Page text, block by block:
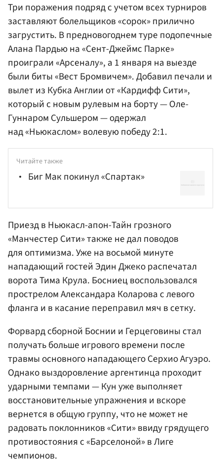
Три поражения подряд с учетом всех турниров
заставляют болельщиков «сорок» прилично
загрустить. В предновогоднем туре подопечные
Алана Пардью на «Сент-Джеймс Парке»
проиграли «Арсеналу», а 1 января на выезде
были биты «Вест Бромвичем». Добавил печали и
вылет из Кубка Англии от «Кардифф Сити»,
который с новым рулевым на борту — Оле-
Гуннаром Сульшером — одержал
над «Ньюкаслом» волевую победу 2:1.
Читайте также
Биг Мак покинул «Спартак»
Приезд в Ньюкасл-апон-Тайн грозного
«Манчестер Сити» также не дал поводов
для оптимизма. Уже на восьмой минуте
нападающий гостейЭдин Джекораспечатал
воротаТима Крула. Босниец воспользовался
прострелом Александара Коларова с левого
фланга и в касание переправил мяч в сетку.
Форвард сборной Боснии и Герцеговины стал
получать больше игрового времени после
травмы основного нападающего Серхио Агуэро.
Однако выздоровление аргентинца проходит
ударными темпами — Кун уже выполняет
восстановительные упражнения и вскоре
вернется в общую группу, что не может не
радовать поклонников «Сити» ввиду грядущего
противостояния с «Барселоной» в Лиге
чемпионов.